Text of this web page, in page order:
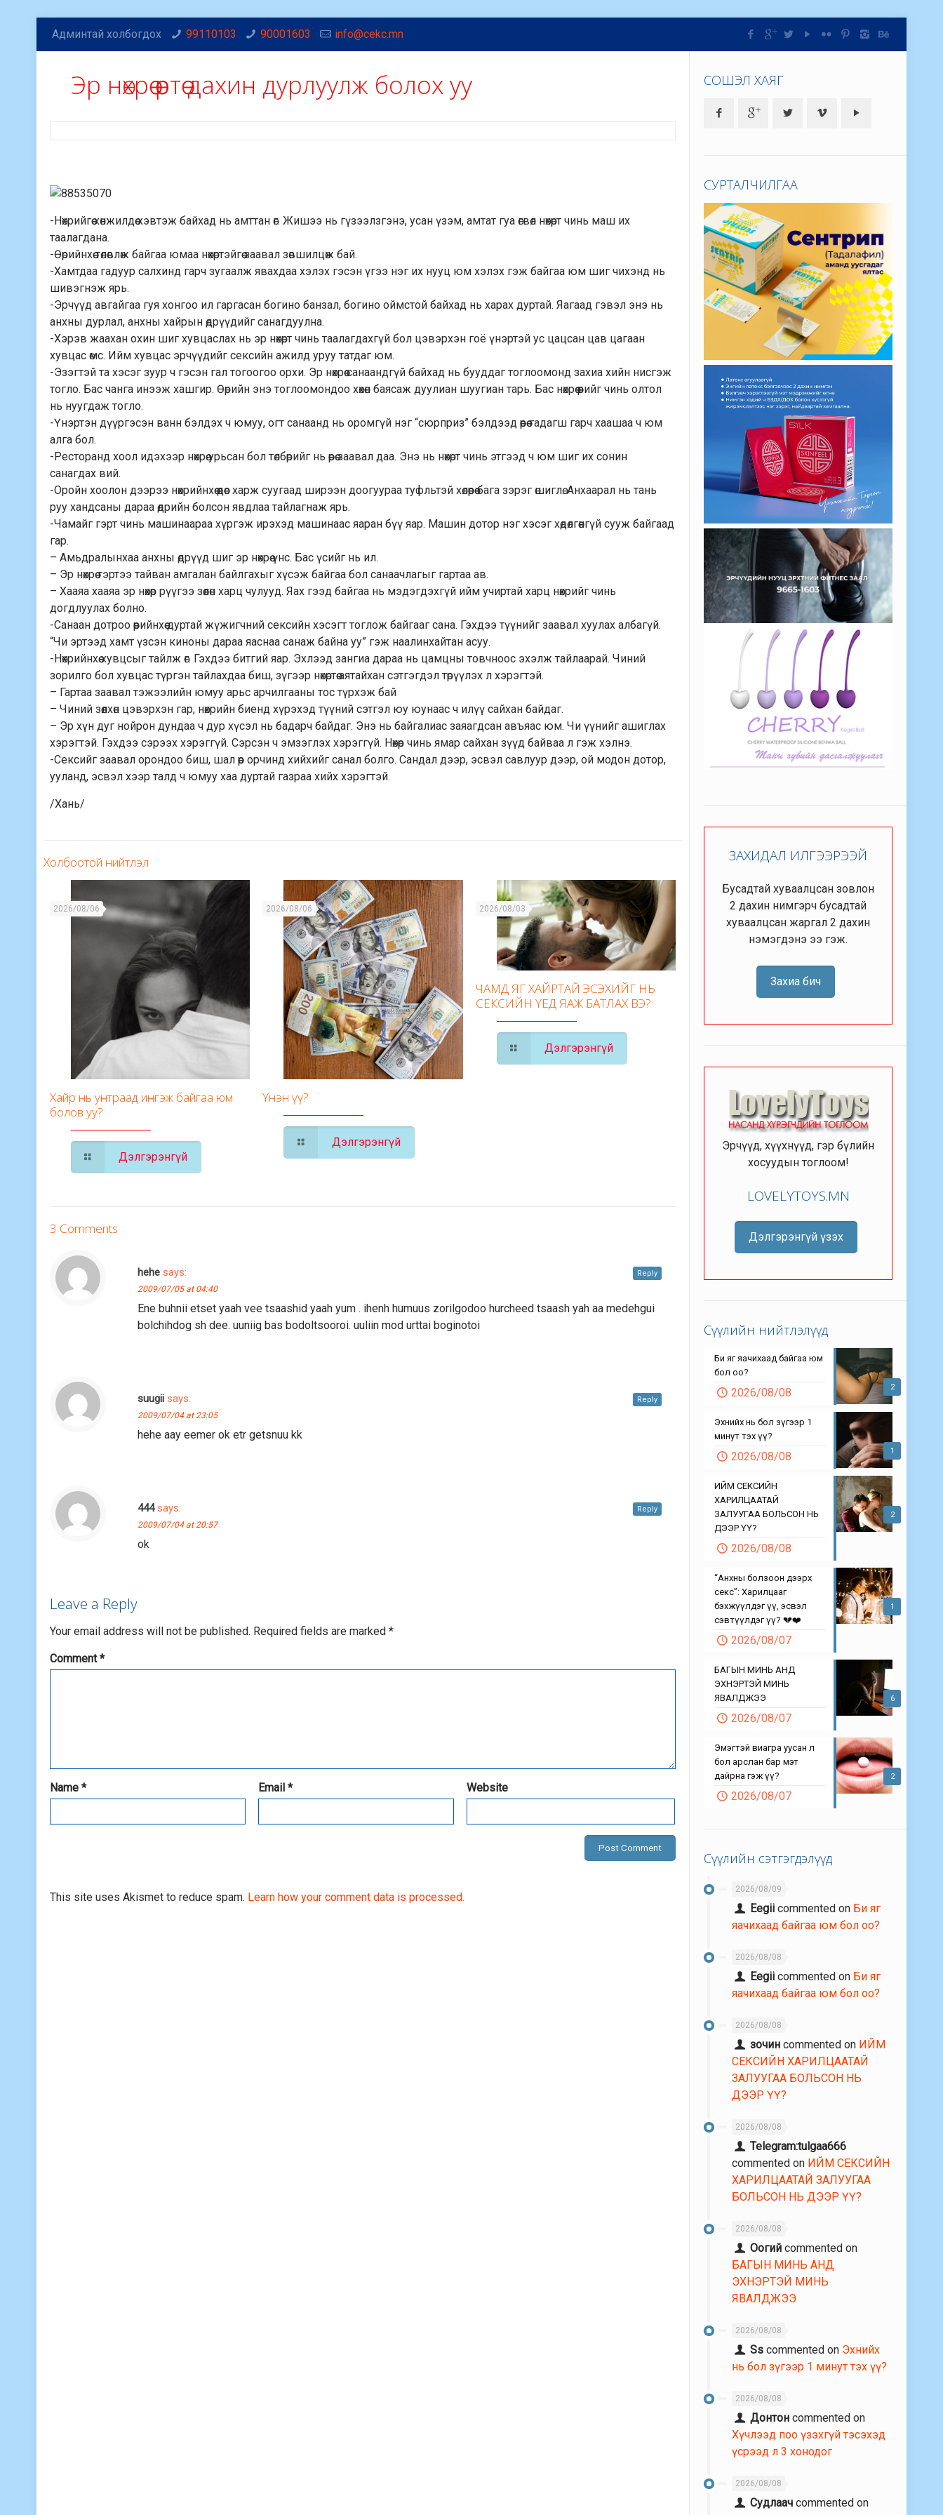
Админтай холбогдох 99110103 90001603 info@cekc.mn
Эр нөхрөө өөртөө дахин дурлуулж болох уу
-Нөхрийгөө хөнжилдөө хэвтэж байхад нь амттан өг. Жишээ нь гүзээлзгэнэ, усан үзэм, амтат гуа өгвөл нөхөрт чинь маш их
таалагдана.
-Өөрийнхөө төлөвлөж байгаа юмаа нөхөртэйгөө заавал зөвшилцөж бай.
-Хамтдаа гадуур салхинд гарч зугаалж явахдаа хэлэх гэсэн үгээ нэг их нууц юм хэлэх гэж байгаа юм шиг чихэнд нь
шивэгнэж ярь.
-Эрчүүд авгайгаа гуя хонгоо ил гаргасан богино банзал, богино оймстой байхад нь харах дуртай. Яагаад гэвэл энэ нь
анхны дурлал, анхны хайрын өдрүүдийг санагдуулна.
-Хэрэв жаахан охин шиг хувцаслах нь эр нөхөрт чинь таалагдахгүй бол цэвэрхэн гоё үнэртэй ус цацсан цав цагаан
хувцас өмс. Ийм хувцас эрчүүдийг сексийн ажилд уруу татдаг юм.
-Эзэгтэй та хэсэг зуур ч гэсэн гал тогоогоо орхи. Эр нөхрөө санаандгүй байхад нь бууддаг тоглоомонд захиа хийн нисгэж
тогло. Бас чанга инээж хашгир. Өөрийн энэ тоглоомондоо хөхөн баясаж дуулиан шуугиан тарь. Бас нөхрөө өөрийг чинь олтол
нь нуугдаж тогло.
-Үнэртэн дүүргэсэн ванн бэлдэх ч юмуу, огт санаанд нь оромгүй нэг “сюрприз” бэлдээд өөрөө гадагш гарч хаашаа ч юм
алга бол.
-Ресторанд хоол идэхээр нөхрөө урьсан бол төлбөрийг нь өөрөө заавал даа. Энэ нь нөхөрт чинь этгээд ч юм шиг их сонин
санагдах вий.
-Оройн хоолон дээрээ нөхрийнхөө өөдөөс харж суугаад ширээн доогуураа туфльтэй хөлөөрөө бага зэрэг өшиглө. Анхаарал нь тань
руу хандсаны дараа өдрийн болсон явдлаа тайлагнаж ярь.
-Чамайг гэрт чинь машинаараа хүргэж ирэхэд машинаас яаран бүү яар. Машин дотор нэг хэсэг хөдөлгөөнгүй сууж байгаад
гар.
– Амьдралынхаа анхны өдрүүд шиг эр нөхрөө үнс. Бас үсийг нь ил.
– Эр нөхрөө гэртээ тайван амгалан байлгахыг хүсэж байгаа бол санаачлагыг гартаа ав.
– Хааяа хааяа эр нөхөр рүүгээ зөөлөн харц чулууд. Яах гээд байгаа нь мэдэгдэхгүй ийм учиртай харц нөхрийг чинь
догдлуулах болно.
-Санаан дотроо өөрийнхөө дуртай жүжигчний сексийн хэсэгт тоглож байгааг сана. Гэхдээ түүнийг заавал хуулах албагүй.
“Чи эртээд хамт үзсэн киноны дараа яаснаа санаж байна уу” гэж наалинхайтан асуу.
-Нөхрийнхөө хувцсыг тайлж өг. Гэхдээ битгий яар. Эхлээд зангиа дараа нь цамцны товчноос эхэлж тайлаарай. Чиний
зорилго бол хувцас түргэн тайлахдаа биш, зүгээр нөхөртөө аятайхан сэтгэгдэл төрүүлэх л хэрэгтэй.
– Гартаа заавал тэжээлийн юмуу арьс арчилгааны тос түрхэж бай
– Чиний зөөлхөн цэвэрхэн гар, нөхрийн биенд хүрэхэд түүний сэтгэл юу юунаас ч илүү сайхан байдаг.
– Эр хүн дуг нойрон дундаа ч дур хүсэл нь бадарч байдаг. Энэ нь байгалиас заяагдсан авъяас юм. Чи үүнийг ашиглах
хэрэгтэй. Гэхдээ сэрээх хэрэггүй. Сэрсэн ч эмзэглэх хэрэггүй. Нөхөр чинь ямар сайхан зүүд байваа л гэж хэлнэ.
-Сексийг заавал орондоо биш, шал өөр орчинд хийхийг санал болго. Сандал дээр, эсвэл савлуур дээр, ой модон дотор,
ууланд, эсвэл хээр талд ч юмуу хаа дуртай газраа хийх хэрэгтэй.
/Хань/
Холбоотой нийтлэл
2026/08/06
Хайр нь унтраад ингэж байгаа юм
болов уу?
Дэлгэрэнгүй
2026/08/06
Үнэн үү?
Дэлгэрэнгүй
2026/08/03
ЧАМД ЯГ ХАЙРТАЙ ЭСЭХИЙГ НЬ
СЕКСИЙН ҮЕД ЯАЖ БАТЛАХ ВЭ?
Дэлгэрэнгүй
3 Comments
hehe says:
2009/07/05 at 04:40
Ene buhnii etset yaah vee tsaashid yaah yum . ihenh humuus zorilgodoo hurcheed tsaash yah aa medehgui
bolchihdog sh dee. uuniig bas bodoltsooroi. uuliin mod urttai boginotoi
Reply
suugii says:
2009/07/04 at 23:05
hehe aay eemer ok etr getsnuu kk
Reply
444 says:
2009/07/04 at 20:57
ok
Reply
Leave a Reply
Your email address will not be published. Required fields are marked*
Comment*
Name* Email* Website
This site uses Akismet to reduce spam. Learn how your comment data is processed.
СОШЭЛ ХАЯГ
СУРТАЛЧИЛГАА
ЗАХИДАЛ ИЛГЭЭРЭЭЙ
Бусадтай хуваалцсан зовлон
2 дахин нимгэрч бусадтай
хуваалцсан жаргал 2 дахин
нэмэгдэнэ ээ гэж.
Захиа бич
Эрчүүд, хүүхнүүд, гэр бүлийн
хосуудын тоглоом!
LOVELYTOYS.MN
Дэлгэрэнгүй үзэх
Сүүлийн нийтлэлүүд
2
Би яг яачихаад байгаа юм
бол оо?
2026/08/08
1
Эхнийх нь бол зүгээр 1
минут тэх үү?
2026/08/08
2
ИЙМ СЕКСИЙН
ХАРИЛЦААТАЙ
ЗАЛУУГАА БОЛЬСОН НЬ
ДЭЭР ҮҮ?
2026/08/08
1
“Анхны болзоон дээрх
секс”: Харилцааг
бэхжүүлдэг үү, эсвэл
сэвтүүлдэг үү? 💔❤️
2026/08/07
6
БАГЫН МИНЬ АНД
ЭХНЭРТЭЙ МИНЬ
ЯВАЛДЖЭЭ
2026/08/07
2
Эмэгтэй виагра уусан л
бол арслан бар мэт
дайрна гэж үү?
2026/08/07
Сүүлийн сэтгэгдэлүүд
2026/08/09
Eegii commented on Би яг
яачихаад байгаа юм бол оо?
2026/08/08
Eegii commented on Би яг
яачихаад байгаа юм бол оо?
2026/08/08
зочин commented on ИЙМ
СЕКСИЙН ХАРИЛЦААТАЙ
ЗАЛУУГАА БОЛЬСОН НЬ
ДЭЭР ҮҮ?
2026/08/08
Telegram:tulgaa666
commented on ИЙМ СЕКСИЙН
ХАРИЛЦААТАЙ ЗАЛУУГАА
БОЛЬСОН НЬ ДЭЭР ҮҮ?
2026/08/08
Оогий commented on
БАГЫН МИНЬ АНД
ЭХНЭРТЭЙ МИНЬ
ЯВАЛДЖЭЭ
2026/08/08
Ss commented on Эхнийх
нь бол зүгээр 1 минут тэх үү?
2026/08/08
Донтон commented on
Хүчлээд поо үзэхгүй тэсэхэд
үсрээд л 3 хонодог
2026/08/08
Судлаач commented on